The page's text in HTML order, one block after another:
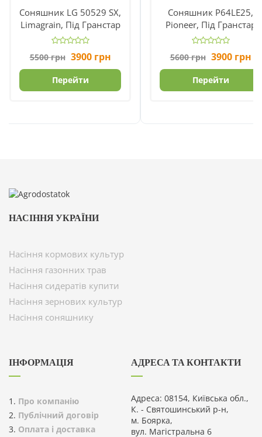
Соняшник LG 50529 SX,
Limagrain, Під Гранстар
5500грн Початкова
ціна
складала
5500 грн.
3900 грнПоточна
ціна:
Перейти
Соняшник P64LE25,
Pioneer, Під Гранстар
5600грн Початкова
ціна
складала
5600 грн.
3900 грн
Перейти
НАСІННЯ УКРАЇНИ
Насіння кормових культур
Насіння газонних трав
Насіння сидератів купити
Насіння зернових культур
Насіння соняшнику
ІНФОРМАЦІЯ
Про компанію
Публічний договір
Оплата і доставка
АДРЕСА ТА КОНТАКТИ
Адреса: 08154, Київська обл.,
К. - Святошинський р-н,
м. Боярка,
вул. Магістральна 6